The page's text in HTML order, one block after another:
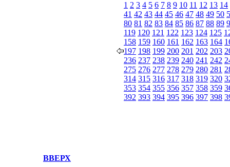
1 2 3 4 5 6 7 8 9 10 11 12 13 14
41 42 43 44 45 46 47 48 49 50
80 81 82 83 84 85 86 87 88 89
119 120 121 122 123 124 125
158 159 160 161 162 163 164
197 198 199 200 201 202 203
236 237 238 239 240 241 242
275 276 277 278 279 280 281
314 315 316 317 318 319 320
353 354 355 356 357 358 359
392 393 394 395 396 397 398
ВВЕРХ